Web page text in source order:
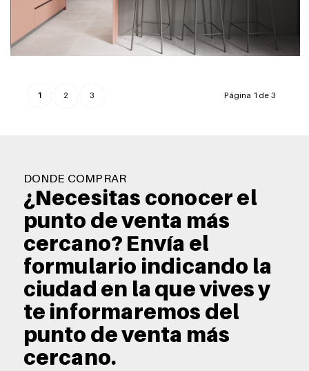
Página 1 de 3
1 2 3
DONDE COMPRAR
¿Necesitas conocer el
punto de venta más
cercano? Envía el
formulario indicando la
ciudad en la que vives y
te informaremos del
punto de venta más
cercano.